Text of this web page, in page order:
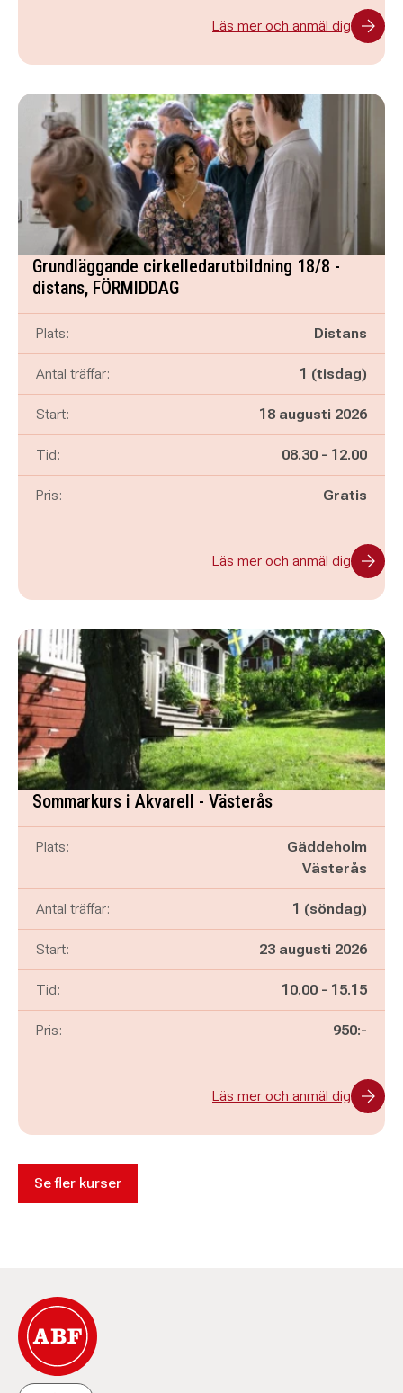
Läs mer och anmäl dig
Grundläggande cirkelledarutbildning 18/8 -
distans, FÖRMIDDAG
Plats: Distans
Antal träffar: 1 (tisdag)
Start: 18 augusti 2026
Tid: Pågår mellan
08.30 - och
12.00
Pris: Gratis
Läs mer och anmäl dig
Sommarkurs i Akvarell - Västerås
Plats:
Gäddeholm
Västerås
Antal träffar: 1 (söndag)
Start: 23 augusti 2026
Tid: Pågår mellan
10.00 - och
15.15
Pris: 950:-
Läs mer och anmäl dig
Se fler kurser